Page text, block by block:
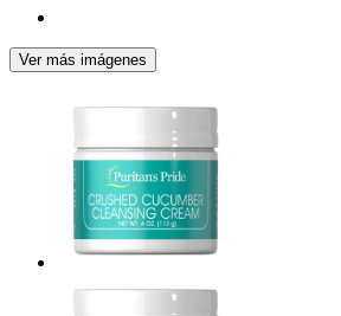
Ver más imágenes